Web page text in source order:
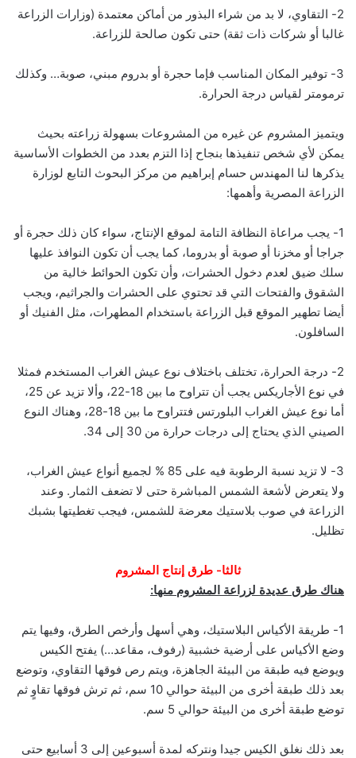
2- التقاوي، لا بد من شراء البذور من أماكن معتمدة (وزارات الزراعة
غالبا أو شركات ذات ثقة) حتى تكون صالحة للزراعة.
3- توفير المكان المناسب فإما حجرة أو بدروم مبني، صوبة… وكذلك
ترمومتر لقياس درجة الحرارة.
ويتميز المشروم عن غيره من المشروعات بسهولة زراعته بحيث
يمكن لأي شخص تنفيذها بنجاح إذا التزم بعدد من الخطوات الأساسية
يذكرها لنا المهندس حسام إبراهيم من مركز البحوث التابع لوزارة
الزراعة المصرية وأهمها:
1- يجب مراعاة النظافة التامة لموقع الإنتاج، سواء كان ذلك حجرة أو
جراجا أو مخزنا أو صوبة أو بدروما، كما يجب أن تكون النوافذ عليها
سلك ضيق لعدم دخول الحشرات، وأن تكون الحوائط خالية من
الشقوق والفتحات التي قد تحتوي على الحشرات والجراثيم، ويجب
أيضا تطهير الموقع قبل الزراعة باستخدام المطهرات، مثل الفنيك أو
السافلون.
2- درجة الحرارة، تختلف باختلاف نوع عيش الغراب المستخدم فمثلا
في نوع الأجاريكس يجب أن تتراوح ما بين 18-22، وألا تزيد عن 25،
أما نوع عيش الغراب البلورتس فتتراوح ما بين 18-28، وهناك النوع
الصيني الذي يحتاج إلى درجات حرارة من 30 إلى 34.
3- لا تزيد نسبة الرطوبة فيه على 85 % لجميع أنواع عيش الغراب،
ولا يتعرض لأشعة الشمس المباشرة حتى لا تضعف الثمار. وعند
الزراعة في صوب بلاستيك معرضة للشمس، فيجب تغطيتها بشبك
تظليل.
ثالثا- طرق إنتاج المشروم
هناك طرق عديدة لزراعة المشروم منها:
1- طريقة الأكياس البلاستيك، وهي أسهل وأرخص الطرق، وفيها يتم
وضع الأكياس على أرضية خشبية (رفوف، مقاعد…) يفتح الكيس
ويوضع فيه طبقة من البيئة الجاهزة، ويتم رص فوقها التقاوي، وتوضع
بعد ذلك طبقة أخرى من البيئة حوالي 10 سم، ثم ترش فوقها تقاوٍ ثم
توضع طبقة أخرى من البيئة حوالي 5 سم.
بعد ذلك نغلق الكيس جيدا ونتركه لمدة أسبوعين إلى 3 أسابيع حتى